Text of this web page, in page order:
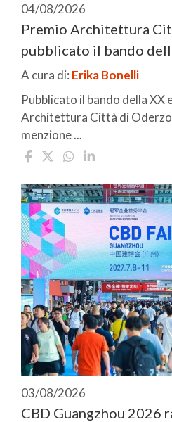
04/08/2026
Premio Architettura
pubblicato il bando
A cura di: Erika Bonelli
Pubblicato il bando della XX
Architettura Città di
menzione ...
03/08/2026
CBD Guangzhou 2026